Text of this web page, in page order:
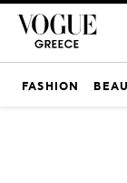
FASHION